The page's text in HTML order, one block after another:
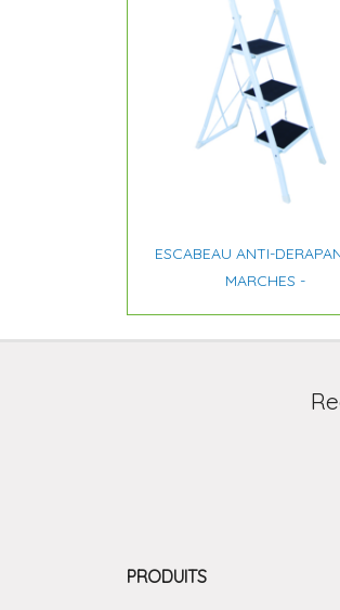
Aperçu rapide
ESCABEAU ANTI-
MARCHES -
PRODUITS